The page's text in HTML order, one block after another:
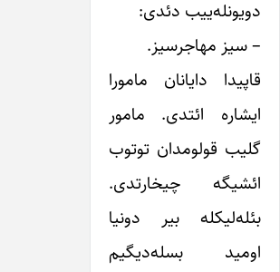
دویونله‌ییب دئدی:
– سیز مهاجرسیز.
قاپیدا دایانان مامورا
ایشاره ائتدی. مامور
گلیب قولومدان توتوب
ائشیگه چیخارتدی.
بئله‌لیکله بیر دونیا
اومید بسله‌دیگیم